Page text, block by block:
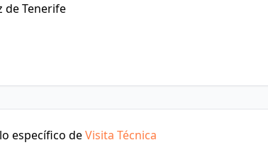
de Tenerife
específico deVisita Técnica